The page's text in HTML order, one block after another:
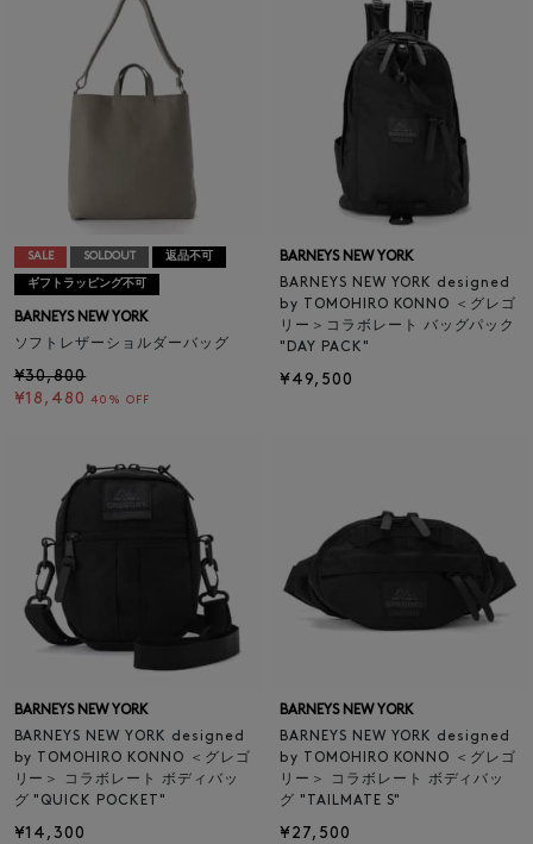
SALE SOLDOUT 返品不可
ギフトラッピング不可
BARNEYS NEW YORK
ソフトレザーショルダーバッグ
¥30,800
¥18,480 40% OFF
BARNEYS NEW YORK
BARNEYS NEW YORK designed
by TOMOHIRO KONNO ＜グレゴ
リー＞コラボレート バッグパック
"DAY PACK"
¥49,500
BARNEYS NEW YORK
BARNEYS NEW YORK designed
by TOMOHIRO KONNO ＜グレゴ
リー＞ コラボレート ボディバッ
グ "QUICK POCKET"
¥14,300
BARNEYS NEW YORK
BARNEYS NEW YORK designed
by TOMOHIRO KONNO ＜グレゴ
リー＞ コラボレート ボディバッ
グ "TAILMATE S"
¥27,500